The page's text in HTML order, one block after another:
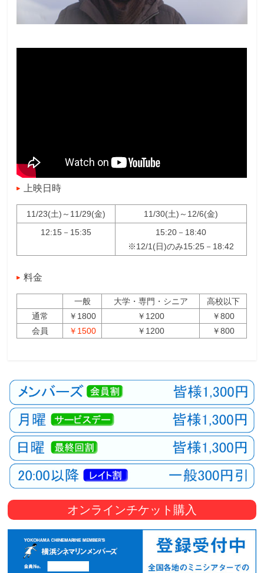
上映日時
11/23(土)～11/29(金)
11/30(土)～12/6(金)
12:15－15:35
15:20－18:40
※12/1(日)のみ15:25－18:42
料金
一般 大学・専門・シニア
高校以下
通常
￥1800 ￥1200
￥800
会員
￥1500 ￥1200 ￥800
オンラインチケット購入